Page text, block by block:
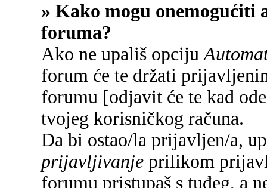
» Kako mogu onemogućiti
foruma?
Ako ne upališ opciju
forum će te držati
forumu [odjavit će te kad
tvojeg korisničkog računa.
Da bi ostao/la prijavljen/a,
prijavljivanje prilikom
forumu pristupaš s tuđeg, a